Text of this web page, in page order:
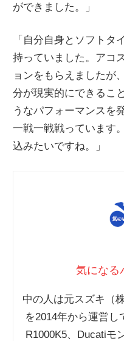
ができました。」
「自分自身とソフトタ
持っていました。アコ
ョンをもらえましたが
分が現実的にできるこ
うなパフォーマンスを
一戦一戦戦っています
込みたいですね。」
気になる
中の人は元スズキ（
を2014年から運営
R1000K5、Ducatiモ